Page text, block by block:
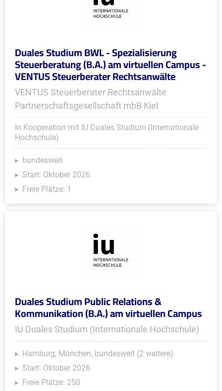
Duales Studium BWL - Spezialisierung
Steuerberatung (B.A.) am virtuellen Campus -
VENTUS Steuerberater Rechtsanwälte
VENTUS Steuerberater Rechtsanwälte
Partnerschaftsgesellschaft mbB Kiel
In Kooperation mit IU Duales Studium (Internationale
Hochschule)
bundesweit
Start: Oktober 2026
Freie Plätze: 1
Duales Studium Public Relations &
Kommunikation (B.A.) am virtuellen Campus
IU Duales Studium (Internationale Hochschule)
Hamburg, München, bundesweit (2 weitere)
Start: Oktober 2026
Freie Plätze: 250